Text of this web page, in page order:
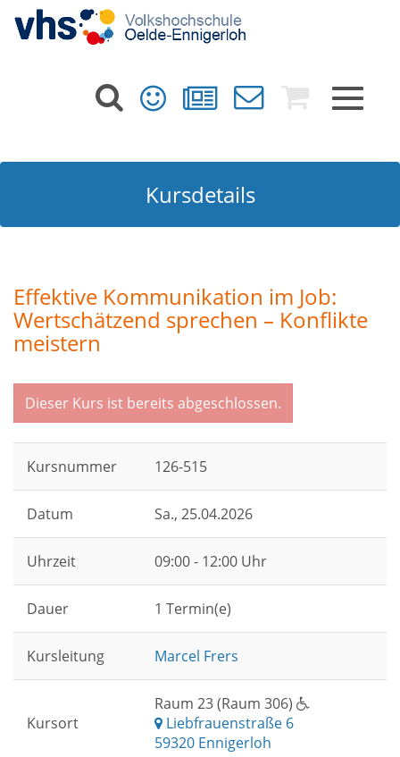
Toggle
Kursdetails
Effektive Kommunikation im Job:
Wertschätzend sprechen – Konflikte
meistern
Dieser Kurs ist bereits abgeschlossen.
Kursnummer 126-515
Datum Sa., 25.04.2026
Uhrzeit 09:00 - 12:00 Uhr
Dauer 1 Termin(e)
Kursleitung Marcel Frers
Kursort
Raum 23 (Raum 306)
Liebfrauenstraße 6
59320 Ennigerloh